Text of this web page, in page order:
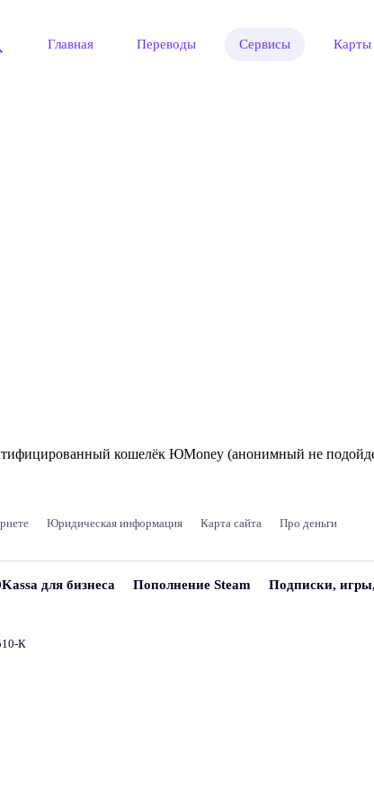
Главная Переводы Сервисы Карты
кошелёк ЮMoney (анонимный не
Юридическая информация Карта сайта Про деньги
для бизнеса Пополнение Steam Подписки,